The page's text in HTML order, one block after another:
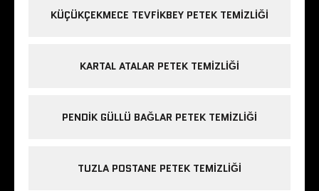
KÜÇÜKÇEKMECE TEVFIKBEY PETEK TEMIZLIĞI
KARTAL ATALAR PETEK TEMIZLIĞI
PENDIK GÜLLÜ BAĞLAR PETEK TEMIZLIĞI
TUZLA POSTANE PETEK TEMIZLIĞI